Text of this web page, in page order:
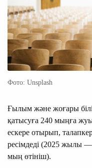
Фото: Unsplash
Ғылым және жоғары
қатысуға 240 мыңға
ескере отырып,
ресімдеді (2025 жылы
мың өтініш).